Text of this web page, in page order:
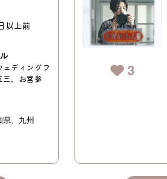
以上前
ディングフ
三、お宮参
県 九州
3